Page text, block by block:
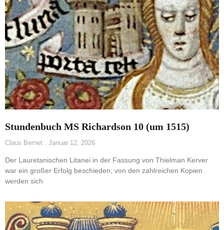
Stundenbuch MS Richardson 10 (um 1515)
Claus Bernet Januar 12, 2026
Der Lauretanischen Litanei in der Fassung von Thielman Kerver
war ein großer Erfolg beschieden; von den zahlreichen Kopien
werden sich